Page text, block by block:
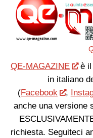
QE-MAGAZINE
è il
in italiano
(Facebook ,
anche una versione
richiesta. Seguiteci